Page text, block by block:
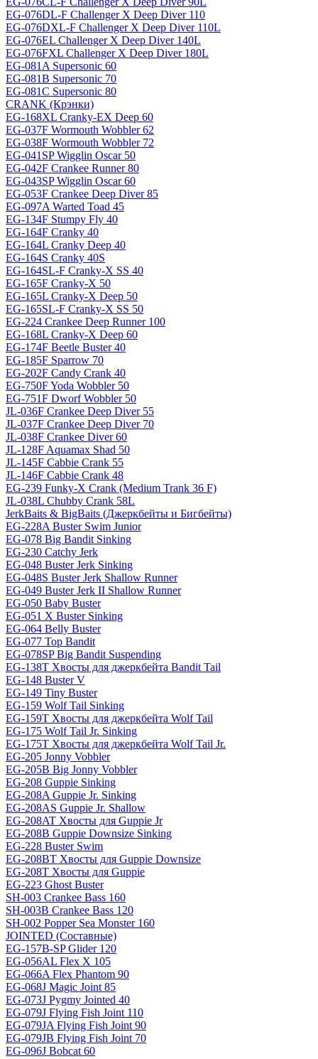
EG-076DL-F Challenger X Deep Diver 110
EG-076DXL-F Challenger X Deep Diver 110L
EG-076EL Challenger X Deep Diver 140L
EG-076FXL Challenger X Deep Diver 180L
EG-081A Supersonic 60
EG-081B Supersonic 70
EG-081C Supersonic 80
CRANK (Крэнки)
EG-168XL Cranky-EX Deep 60
EG-037F Wormouth Wobbler 62
EG-038F Wormouth Wobbler 72
EG-041SP Wigglin Oscar 50
EG-042F Crankee Runner 80
EG-043SP Wigglin Oscar 60
EG-053F Crankee Deep Diver 85
EG-097A Warted Toad 45
EG-134F Stumpy Fly 40
EG-164F Cranky 40
EG-164L Cranky Deep 40
EG-164S Cranky 40S
EG-164SL-F Cranky-X SS 40
EG-165F Cranky-X 50
EG-165L Cranky-X Deep 50
EG-165SL-F Cranky-X SS 50
EG-224 Crankee Deep Runner 100
EG-168L Cranky-X Deep 60
EG-174F Beetle Buster 40
EG-185F Sparrow 70
EG-202F Candy Crank 40
EG-750F Yoda Wobbler 50
EG-751F Dworf Wobbler 50
JL-036F Crankee Deep Diver 55
JL-037F Crankee Deep Diver 70
JL-038F Crankee Diver 60
JL-128F Aquamax Shad 50
JL-145F Cabbie Crank 55
JL-146F Cabbie Crank 48
EG-239 Funky-X Crank (Medium Trank 36 F)
JL-038L Chubby Crank 58L
JerkBaits & BigBaits (Джеркбейты и Бигбейты)
EG-228A Buster Swim Junior
EG-078 Big Bandit Sinking
EG-230 Catchy Jerk
EG-048 Buster Jerk Sinking
EG-048S Buster Jerk Shallow Runner
EG-049 Buster Jerk II Shallow Runner
EG-050 Baby Buster
EG-051 X Buster Sinking
EG-064 Belly Buster
EG-077 Top Bandit
EG-078SP Big Bandit Suspending
EG-138T Хвосты для джеркбейта Bandit Tail
EG-148 Buster V
EG-149 Tiny Buster
EG-159 Wolf Tail Sinking
EG-159T Хвосты для джеркбейта Wolf Tail
EG-175 Wolf Tail Jr. Sinking
EG-175T Хвосты для джеркбейта Wolf Tail Jr.
EG-205 Jonny Vobbler
EG-205B Big Jonny Vobbler
EG-208 Guppie Sinking
EG-208A Guppie Jr. Sinking
EG-208AS Guppie Jr. Shallow
EG-208AT Хвосты для Guppie Jr
EG-208B Guppie Downsize Sinking
EG-228 Buster Swim
EG-208BT Хвосты для Guppie Downsize
EG-208T Хвосты для Guppie
EG-223 Ghost Buster
SH-003 Crankee Bass 160
SH-003B Crankee Bass 120
SH-002 Popper Sea Monster 160
JOINTED (Составные)
EG-157B-SP Glider 120
EG-056AL Flex X 105
EG-066A Flex Phantom 90
EG-068J Magic Joint 85
EG-073J Pygmy Jointed 40
EG-079J Flying Fish Joint 110
EG-079JA Flying Fish Joint 90
EG-079JB Flying Fish Joint 70
EG-096J Bobcat 60